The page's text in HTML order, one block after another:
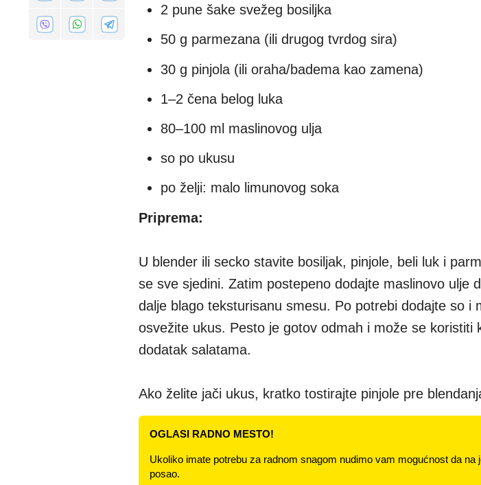
2 pune šake svežeg bosiljka
50 g parmezana (ili drugog tvrdog sira)
30 g pinjola (ili oraha/badema kao zamena)
1–2 čena belog luka
80–100 ml maslinovog ulja
so po ukusu
po želji: malo limunovog soka
Priprema:
U blender ili secko stavite bosiljak, pinjole, beli luk i
se sve sjedini. Zatim postepeno dodajte maslinovo ulje
dalje blago teksturisanu smesu. Po potrebi dodajte so i
osvežite ukus. Pesto je gotov odmah i može se koristiti
dodatak salatama.
Ako želite jači ukus, kratko tostirajte pinjole pre
OGLASI RADNO MESTO!
Ukoliko imate potrebu za radnom snagom nudimo vam mogućnost da na
posao.